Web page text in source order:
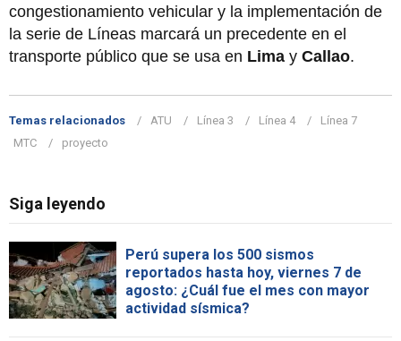
congestionamiento vehicular y la implementación de
la serie de Líneas marcará un precedente en el
transporte público que se usa en Lima y Callao.
Temas relacionados ATU Línea 3 Línea 4
Línea 7
MTC
proyecto
Siga leyendo
Perú supera los 500 sismos
reportados hasta hoy, viernes 7 de
agosto: ¿Cuál fue el mes con mayor
actividad sísmica?